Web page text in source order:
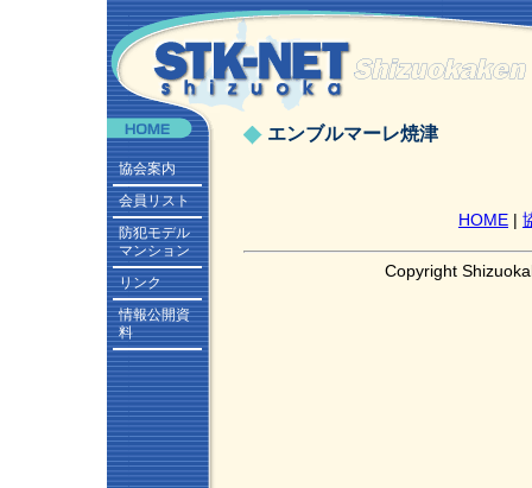
協会案内
会員リスト
防犯モデル
マンション
リンク
情報公開資
料
エンブルマーレ焼津
HOME |
Copyright